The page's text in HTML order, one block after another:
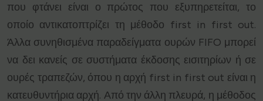
που φτάνει είναι ο πρώτος που εξυπηρετείται, το
οποίο αντικατοπτρίζει τη μέθοδο first in first out.
Άλλα συνηθισμένα παραδείγματα ουρών FIFO μπορεί
να δει κανείς σε συστήματα έκδοσης εισιτηρίων ή σε
ουρές τραπεζών, όπου η αρχή first in first out είναι η
κατευθυντήρια αρχή. Από την άλλη πλευρά, η μέθοδος